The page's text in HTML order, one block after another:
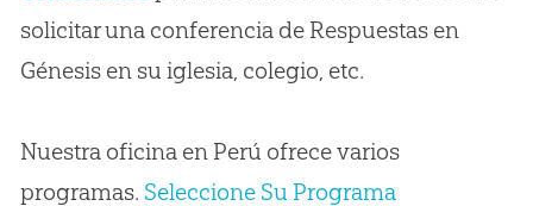
solicitar una conferencia de Respuestas en
Génesis en su iglesia, colegio, etc.
Nuestra oficina en Perú ofrece varios
programas. Seleccione Su Programa